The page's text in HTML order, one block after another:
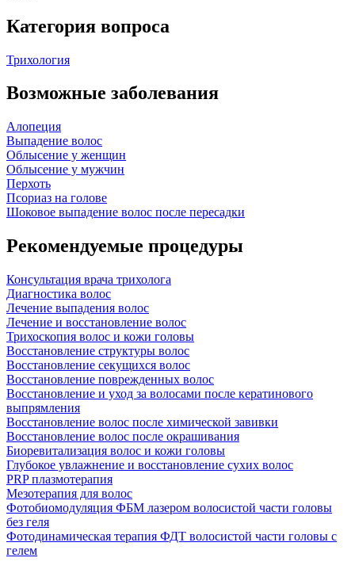
Категория вопроса
Трихология
Возможные заболевания
Алопеция
Выпадение волос
Облысение у женщин
Облысение у мужчин
Перхоть
Псориаз на голове
Шоковое выпадение волос после пересадки
Рекомендуемые процедуры
Консультация врача трихолога
Диагностика волос
Лечение выпадения волос
Лечение и восстановление волос
Трихоскопия волос и кожи головы
Восстановление структуры волос
Восстановление секущихся волос
Восстановление поврежденных волос
Восстановление и уход за волосами после кератинового
выпрямления
Восстановление волос после химической завивки
Восстановление волос после окрашивания
Биоревитализация волос и кожи головы
Глубокое увлажнение и восстановление сухих волос
PRP плазмотерапия
Мезотерапия для волос
Фотобиомодуляция ФБМ лазером волосистой части головы
без геля
Фотодинамическая терапия ФДТ волосистой части головы с
гелем